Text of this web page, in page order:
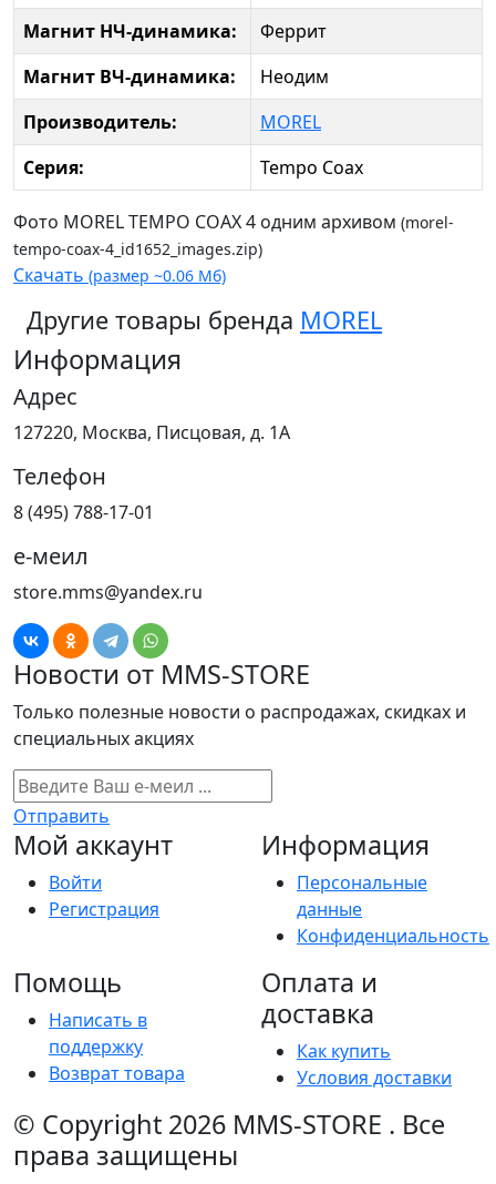
Магнит НЧ-динамика:
Феррит
Магнит ВЧ-динамика:
Неодим
Производитель:
MOREL
Серия:
Tempo Coax
Фото MOREL TEMPO COAX 4 одним архивом (morel-
tempo-coax-4_id1652_images.zip)
Скачать (размер ~0.06 Мб)
Другие товары бренда MOREL
Информация
Адрес
127220, Москва, Писцовая, д. 1А
Телефон
8 (495) 788-17-01
е-меил
store.mms@yandex.ru
Новости от MMS-STORE
Только полезные новости о распродажах, скидках и
специальных акциях
Отправить
Мой аккаунт
Войти
Регистрация
Информация
Персональные
данные
Конфиденциальность
Помощь
Написать в
поддержку
Возврат товара
Оплата и
доставка
Как купить
Условия доставки
© Copyright 2026 MMS-STORE . Все
права защищены